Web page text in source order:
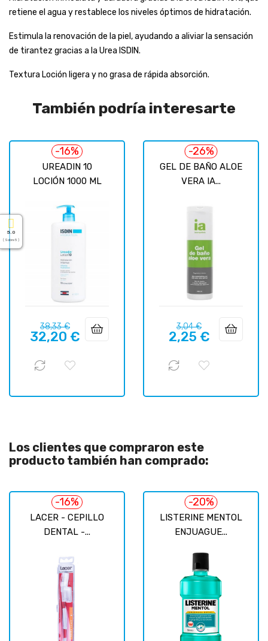
retiene el agua y restablece los niveles óptimos de hidratación.
Estimula la renovación de la piel, ayudando a aliviar la sensación
de tirantez gracias a la Urea ISDIN.
Textura Loción ligera y no grasa de rápida absorción.
También podría interesarte
UREADIN 10
LOCIÓN 1000 ML
-16%
Precio
regular
38,33 €Precio
32,20 €
GEL DE BAÑO ALOE
VERA IA...
-26%
Precio
regular
3,04 €Precio
2,25 €
Los clientes que compraron este
producto también han comprado:
LACER - CEPILLO
DENTAL -...
-16%
LISTERINE MENTOL
ENJUAGUE...
-20%
5.0
( Sobre 5 )